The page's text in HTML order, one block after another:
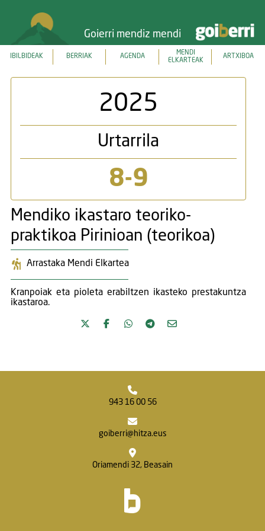
Goierri mendiz mendi
IBILBIDEAK BERRIAK AGENDA
MENDI
ELKARTEAK
ARTXIBOA
2025
Urtarrila
8-9
Mendiko ikastaro teoriko-
praktikoa Pirinioan (teorikoa)
Arrastaka Mendi Elkartea
Kranpoiak eta pioleta erabiltzen ikasteko prestakuntza
ikastaroa.
943 16 00 56
goiberri@hitza.eus
Oriamendi 32, Beasain